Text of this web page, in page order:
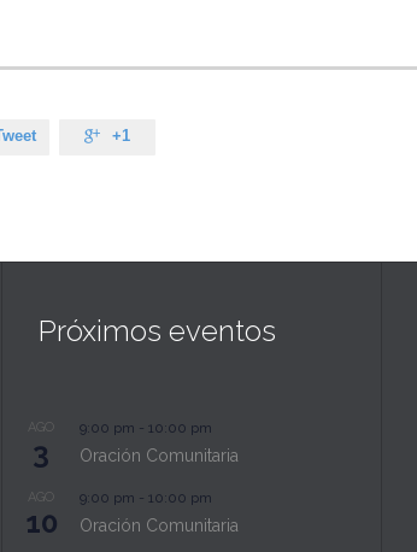
 +1
Próximos eventos
AGO
3
9:00 pm - 10:00 pm
Oración Comunitaria
AGO
10
9:00 pm - 10:00 pm
Oración Comunitaria